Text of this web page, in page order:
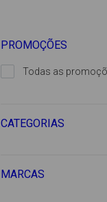
PROMOÇÕES
Todas as
CATEGORIAS
MARCAS